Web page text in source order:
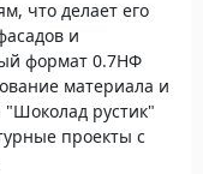
что делает его
и
формат 0.7НФ
материала и
"Шоколад рустик"
проекты с